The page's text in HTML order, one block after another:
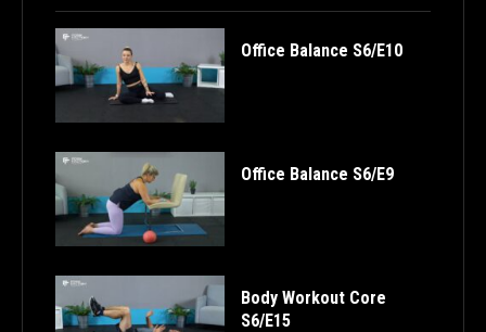
Office Balance S6/E10
Office Balance S6/E9
Body Workout Core
S6/E15